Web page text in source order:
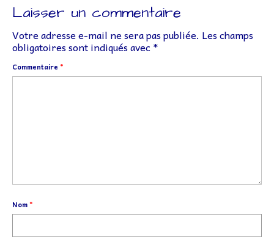
Laisser un commentaire
Votre adresse e-mail ne sera pas publiée. Les champs
obligatoires sont indiqués avec *
Commentaire *
Nom*